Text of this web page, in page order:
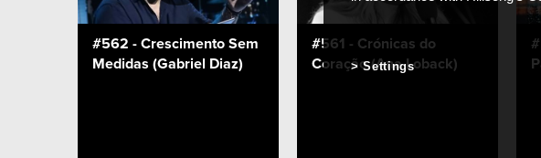
#562 - Crescimento Sem
Medidas (Gabriel Diaz)
#561 - Crónicas do
Coração (Ana Loback)
Settings